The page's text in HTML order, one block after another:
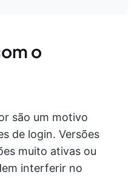
o
são um motivo
de login. Versões
muito ativas ou
interferir no